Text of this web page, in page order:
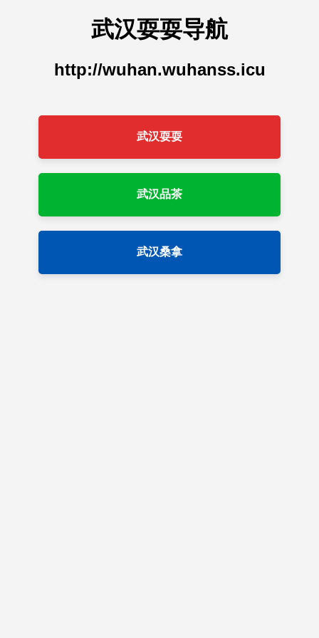
武汉耍耍导航
http://wuhan.wuhanss.icu
武汉耍耍
武汉品茶
武汉桑拿